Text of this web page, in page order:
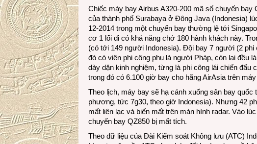
Chiếc máy bay Airbus A320-200 mã số chuyến
của thành phố Surabaya ở Đông Java (Indonesia)
12-2014 trong một chuyến bay thường lệ tới
cơ 1 lối đi có khả năng chở 180 hành khách này.
(có tới 149 người Indonesia). Đội bay 7 người (2
đó có viên phi công phụ là người Pháp, còn lại đều
dày dặn kinh nghiệm, từng là phi công lái chiến
trong đó có 6.100 giờ bay cho hãng AirAsia trên
Theo lịch, máy bay sẽ hạ cánh xuống sân bay quốc
phương, tức 7g30, theo giờ Indonesia). Nhưng 42
mất liên lạc và biến mất trên màn hình radar. Vào
chuyến bay QZ850 bị mất tích.
Theo dữ liệu của Đài Kiểm soát Không lưu (ATC)